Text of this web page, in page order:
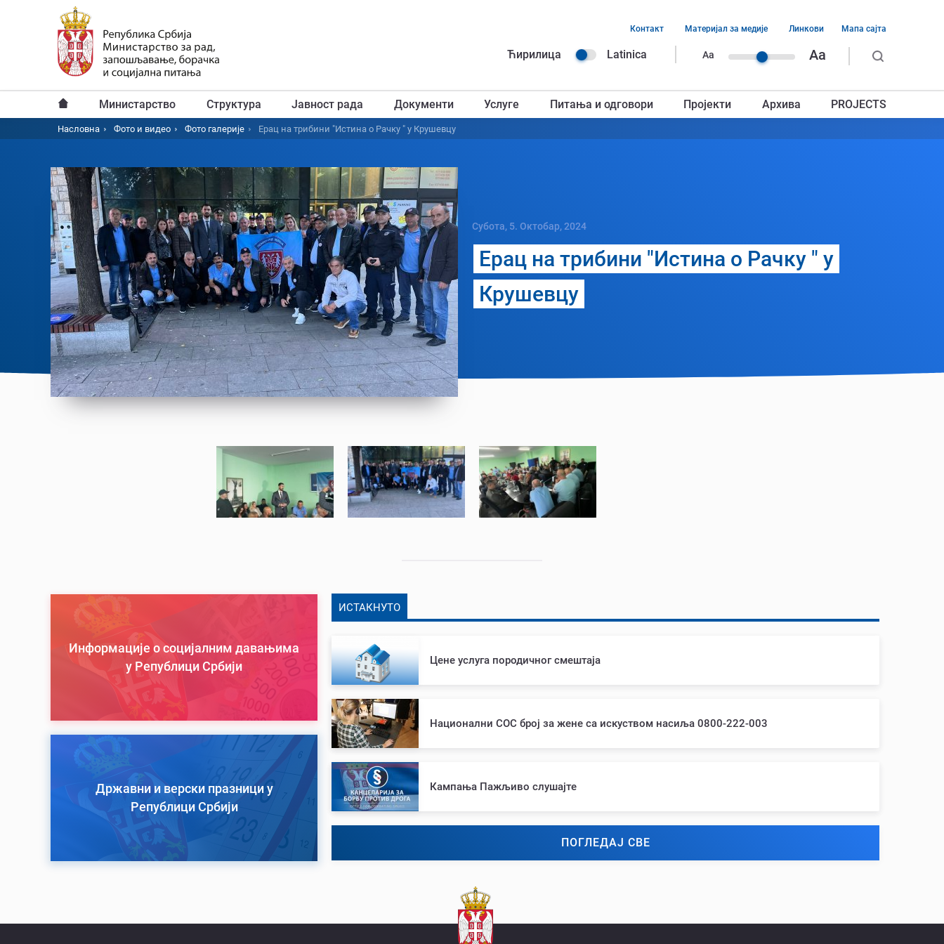
Ћирилица Latinica Aa Aa
заглавља
Контакт Материјал за медије Линкови Мапа сајта
Главни
Министарство Структура Јавност рада Документи Услуге Питања и одговори Пројекти Архива PROJECTS
Насловна Фото и видео Фото галерије Ерац на трибини "Истина о Рачку " у Крушевцу
Субота, 5. Октобар, 2024
Ерац на трибини "Истина о Рачку " у
Крушевцу
Информације о социјалним давањима
у Републици Србији
Државни и верски празници у
Републици Србији
ИСТАКНУТО
Цене услуга породичног смештаја
Национални СОС број за жене са искуством насиља 0800-222-003
Кампања Пажљиво слушајте
ПОГЛЕДАЈ СВЕ